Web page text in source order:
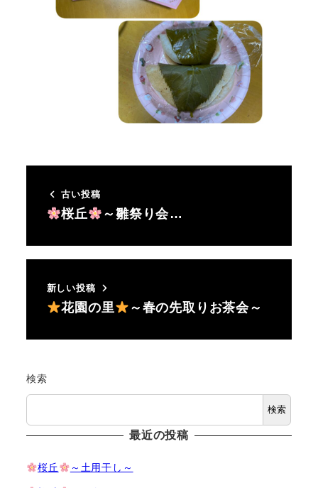
古い投稿
桜丘 ～雛祭り会…
新しい投稿
花園の里 ～春の先取りお茶会～
検索
検索
最近の投稿
桜丘 ～土用干し～